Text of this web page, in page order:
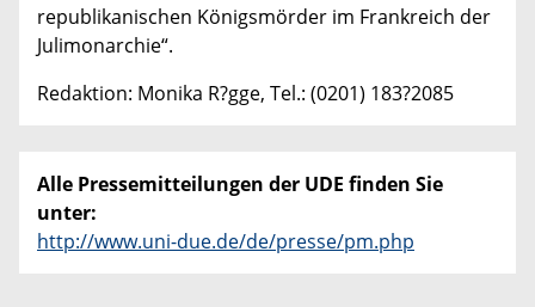
republikanischen Königsmörder im Frankreich der
Julimonarchie“.
Redaktion: Monika R?gge, Tel.: (0201) 183?2085
Alle Pressemitteilungen der UDE finden Sie
unter:
http://www.uni-due.de/de/presse/pm.php